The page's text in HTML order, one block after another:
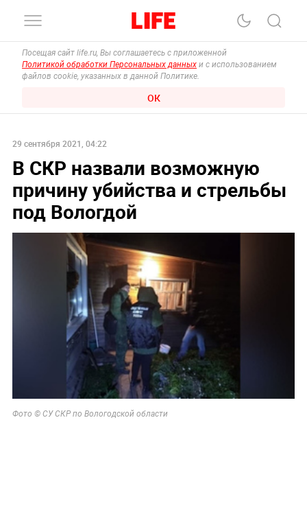
Посещая сайт life.ru, Вы соглашаетесь с приложенной
Политикой обработки Персональных данных и с использованием
файлов cookie, указанных в данной Политике.
ОК
29 сентября 2021, 04:22
В СКР назвали возможную
причину убийства и стрельбы
под Вологдой
Фото © СУ СКР по Вологодской области